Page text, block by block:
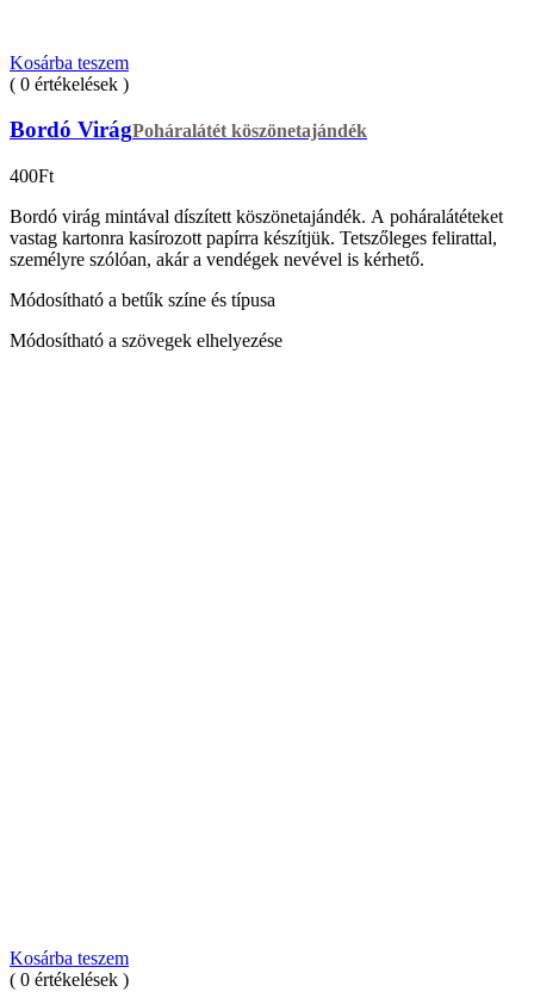
Kosárba teszem
( 0 értékelések )
Bordó VirágPoháralátét köszönetajándék
400Ft
Bordó virág mintával díszített köszönetajándék. A poháralátéteket
vastag kartonra kasírozott papírra készítjük. Tetszőleges felirattal,
személyre szólóan, akár a vendégek nevével is kérhető.
Módosítható a betűk színe és típusa
Módosítható a szövegek elhelyezése
Kosárba teszem
( 0 értékelések )